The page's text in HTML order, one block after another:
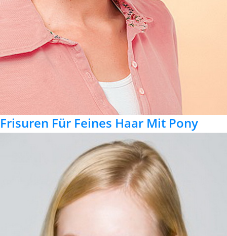
Frisuren Für Feines Haar Mit Pony